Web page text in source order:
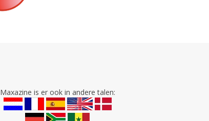
Maxazine is er ook in andere talen: